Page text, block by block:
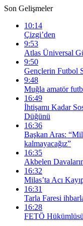
Son Gelişmeler
10:14
Çizgi’den
9:53
Atlas Üniversal
9:50
Gençlerin Futbol
9:48
Muğla amatör
16:49
İhtişamı Kadar
Düğünü
16:36
Başkan Aras:
kalmayacağız”
16:35
Akbelen
16:32
Milas’ta Acı
16:31
Tarla Faresi
16:28
FETÖ